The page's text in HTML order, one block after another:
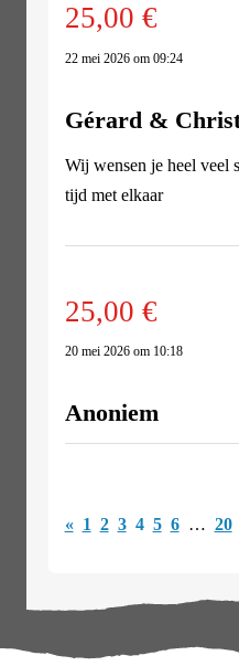
25,00 €
22 mei 2026 om 09:24
Gérard &
Wij wensen je heel veel
tijd met elkaar
25,00 €
20 mei 2026 om 10:18
Anoniem
« 1 2 3 4 5 6 … 20